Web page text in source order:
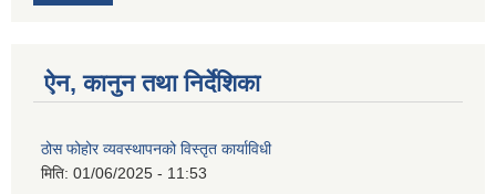
ऐन, कानुन तथा निर्देशिका
ठोस फोहोर व्यवस्थापनको विस्तृत कार्याविधी
मिति: 01/06/2025 - 11:53